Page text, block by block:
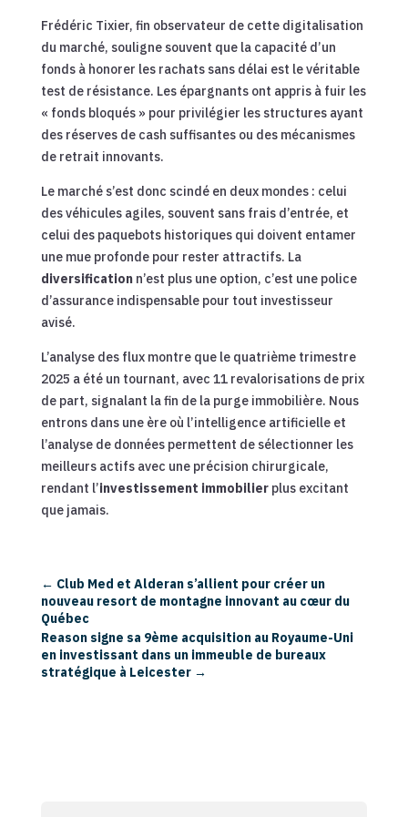
Frédéric Tixier, fin observateur de cette digitalisation
du marché, souligne souvent que la capacité d’un
fonds à honorer les rachats sans délai est le véritable
test de résistance. Les épargnants ont appris à fuir les
« fonds bloqués » pour privilégier les structures ayant
des réserves de cash suffisantes ou des mécanismes
de retrait innovants.
Le marché s’est donc scindé en deux mondes : celui
des véhicules agiles, souvent sans frais d’entrée, et
celui des paquebots historiques qui doivent entamer
une mue profonde pour rester attractifs. La
diversificationn’est plus une option, c’est une police
d’assurance indispensable pour tout investisseur
avisé.
L’analyse des flux montre que le quatrième trimestre
2025 a été un tournant, avec 11 revalorisations de prix
de part, signalant la fin de la purge immobilière. Nous
entrons dans une ère où l’intelligence artificielle et
l’analyse de données permettent de sélectionner les
meilleurs actifs avec une précision chirurgicale,
rendant l’investissement immobilierplus excitant
que jamais.
← Club Med et Alderan s’allient pour créer un
nouveau resort de montagne innovant au cœur du
Québec
Reason signe sa 9ème acquisition au Royaume-Uni
en investissant dans un immeuble de bureaux
stratégique à Leicester→